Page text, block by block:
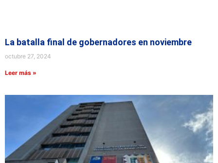
La batalla final de gobernadores en noviembre
octubre 27, 2024
Leer más »